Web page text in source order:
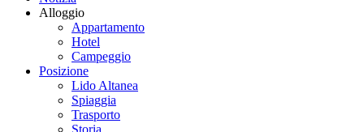
Alloggio
Appartamento
Hotel
Campeggio
Posizione
Lido Altanea
Spiaggia
Trasporto
Storia